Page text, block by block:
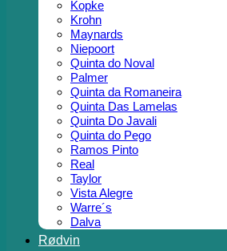
Kopke
Krohn
Maynards
Niepoort
Quinta do Noval
Palmer
Quinta da Romaneira
Quinta Das Lamelas
Quinta Do Javali
Quinta do Pego
Ramos Pinto
Real
Taylor
Vista Alegre
Warre´s
Dalva
Rødvin